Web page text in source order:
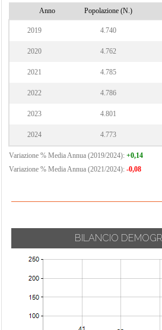
Anno Popolazione (N.)
2019 4.740
2020 4.762
2021 4.785
2022 4.786
2023 4.801
2024 4.773
Variazione % Media Annua (2019/2024): +0,14
Variazione % Media Annua (2021/2024): -0,08
BILANCIO